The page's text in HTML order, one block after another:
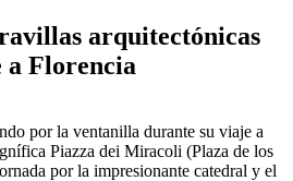
arquitectónicas
a Florencia
por la ventanilla durante su viaje a
Piazza dei Miracoli (Plaza de los
por la impresionante catedral y el